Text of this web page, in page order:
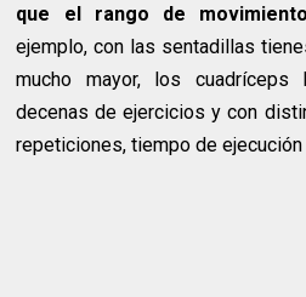
que el rango de
ejemplo, con las sentadillas
mucho mayor, los
decenas de ejercicios y con
repeticiones, tiempo de ejecución